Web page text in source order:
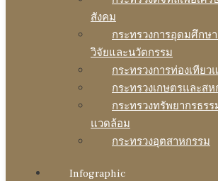
สังคม
กระทรวงการอุดมศึกษ
วิจัยและนวัตกรรม
กระทรวงการท่องเทียว
กระทรวงเกษตรและส
กระทรวงทรัพยากรธร
แวดล้อม
กระทรวงอุตสาหกรรม
Infographic